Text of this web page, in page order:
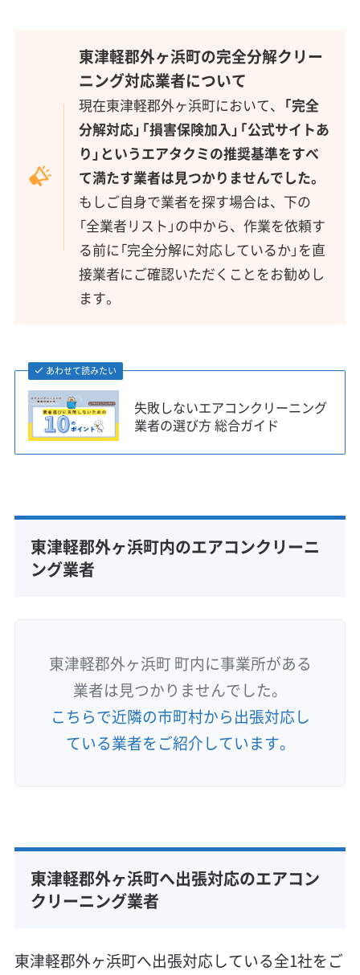
東津軽郡外ヶ浜町の完全分解クリー
ニング対応業者について
現在東津軽郡外ヶ浜町において、 「完全
分解対応」「損害保険加入」「公式サイトあ
り」というエアタクミの推奨基準をすべ
て満たす業者は見つかりませんでした。
もしご自身で業者を探す場合は、下の
「全業者リスト」の中から、作業を依頼す
る前に「完全分解に対応しているか」を直
接業者にご確認いただくことをお勧めし
ます。
あわせて読みたい
失敗しないエアコンクリーニング
業者の選び方 総合ガイド
東津軽郡外ヶ浜町内のエアコンクリーニ
ング業者
東津軽郡外ヶ浜町 町内に事業所がある
業者は見つかりませんでした。
こちらで近隣の市町村から出張対応し
ている業者をご紹介しています。
東津軽郡外ヶ浜町へ出張対応のエアコン
クリーニング業者
東津軽郡外ヶ浜町へ出張対応している全1社をご